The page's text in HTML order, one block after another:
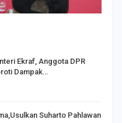
Ekraf, Anggota DPR
Dampak…
Suharto Pahlawan